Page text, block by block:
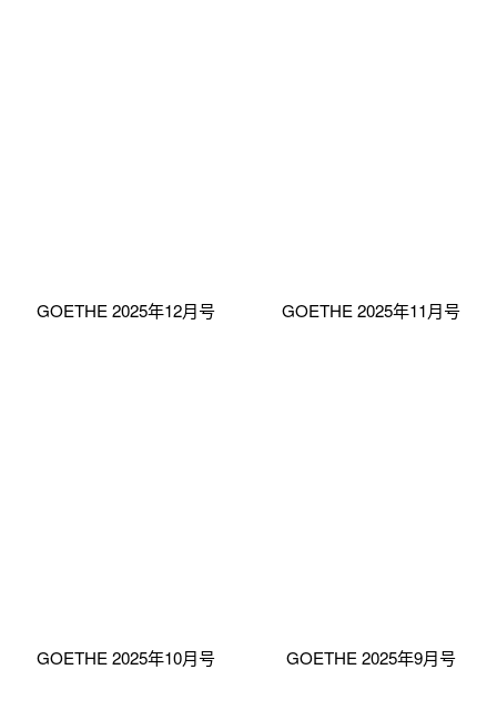
GOETHE 2025年12月号 GOETHE 2025年11月号
GOETHE 2025年10月号 GOETHE 2025年9月号